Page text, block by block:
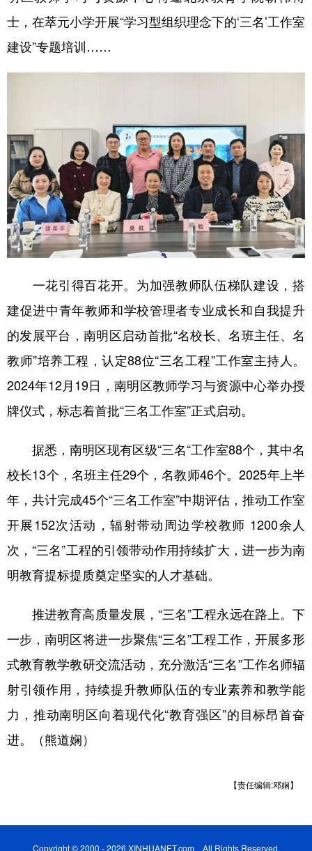
士，在萃元小学开展“学习型组织理念下的‘三名’工作室
建设”专题培训……
一花引得百花开。为加强教师队伍梯队建设，搭
建促进中青年教师和学校管理者专业成长和自我提升
的发展平台，南明区启动首批“名校长、名班主任、名
教师”培养工程，认定88位“三名工程”工作室主持人。
2024年12月19日，南明区教师学习与资源中心举办授
牌仪式，标志着首批“三名工作室”正式启动。
据悉，南明区现有区级“三名“工作室88个，其中名
校长13个，名班主任29个，名教师46个。2025年上半
年，共计完成45个“三名工作室”中期评估，推动工作室
开展152次活动，辐射带动周边学校教师 1200余人
次，“三名”工程的引领带动作用持续扩大，进一步为南
明教育提标提质奠定坚实的人才基础。
推进教育高质量发展，“三名”工程永远在路上。下
一步，南明区将进一步聚焦“三名”工程工作，开展多形
式教育教学教研交流活动，充分激活“三名”工作名师辐
射引领作用，持续提升教师队伍的专业素养和教学能
力，推动南明区向着现代化“教育强区”的目标昂首奋
进。（熊道娴）
【责任编辑:邓娴】
Copyright © 2000 - 2026 XINHUANET.com All Rights Reserved.